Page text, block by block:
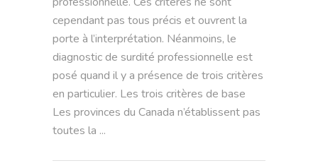
cependant pas tous précis et ouvrent la
porte à l’interprétation. Néanmoins, le
diagnostic de surdité professionnelle est
posé quand il y a présence de trois critères
en particulier. Les trois critères de base
Les provinces du Canada n’établissent pas
toutes la